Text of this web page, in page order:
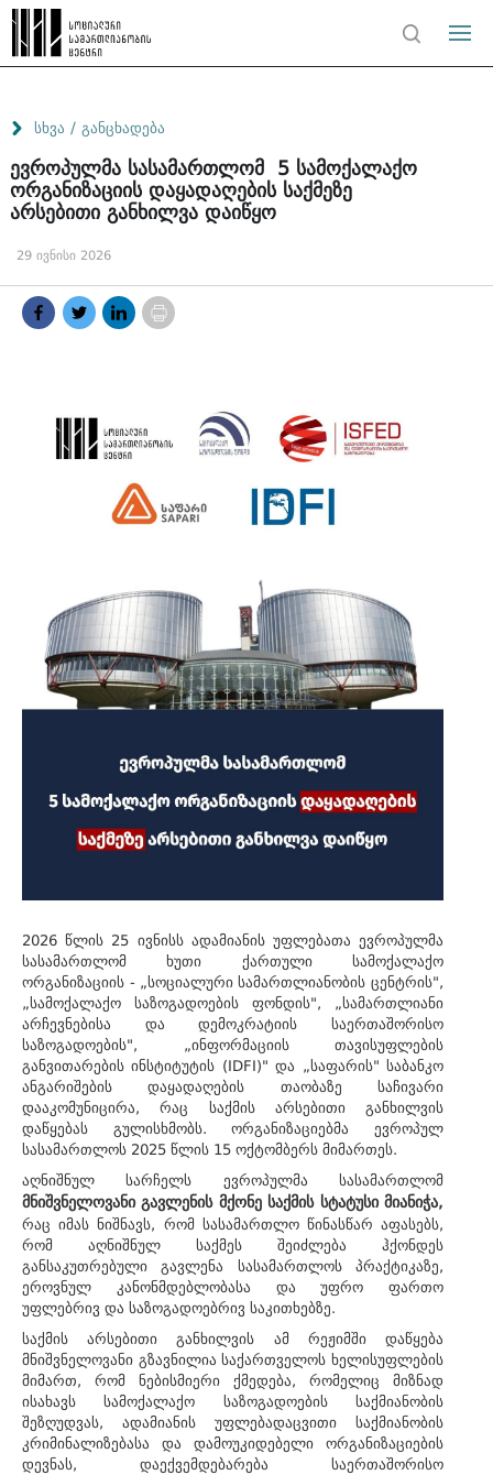
სხვა /განცხადება
ევროპულმა სასამართლომ 5 სამოქალაქო
ორგანიზაციის დაყადაღების საქმეზე
არსებითი განხილვა დაიწყო
29 ივნისი 2026
2026 წლის 25 ივნისს ადამიანის უფლებათა ევროპულმა
სასამართლომ ხუთი ქართული სამოქალაქო
ორგანიზაციის - „სოციალური სამართლიანობის ცენტრის",
„სამოქალაქო საზოგადოების ფონდის", „სამართლიანი
არჩევნებისა და დემოკრატიის საერთაშორისო
საზოგადოების", „ინფორმაციის თავისუფლების
განვითარების ინსტიტუტის (IDFI)" და „საფარის" საბანკო
ანგარიშების დაყადაღების თაობაზე საჩივარი
დააკომუნიცირა, რაც საქმის არსებითი განხილვის
დაწყებას გულისხმობს. ორგანიზაციებმა ევროპულ
სასამართლოს 2025 წლის 15 ოქტომბერს მიმართეს.
აღნიშნულ სარჩელს ევროპულმა სასამართლომ
მნიშვნელოვანი გავლენის მქონე საქმის სტატუსი მიანიჭა,
რაც იმას ნიშნავს, რომ სასამართლო წინასწარ აფასებს,
რომ აღნიშნულ საქმეს შეიძლება ჰქონდეს
განსაკუთრებული გავლენა სასამართლოს პრაქტიკაზე,
ეროვნულ კანონმდებლობასა და უფრო ფართო
უფლებრივ და საზოგადოებრივ საკითხებზე.
საქმის არსებითი განხილვის ამ რეჟიმში დაწყება
მნიშვნელოვანი გზავნილია საქართველოს ხელისუფლების
მიმართ, რომ ნებისმიერი ქმედება, რომელიც მიზნად
ისახავს სამოქალაქო საზოგადოების საქმიანობის
შეზღუდვას, ადამიანის უფლებადაცვითი საქმიანობის
კრიმინალიზებასა და დამოუკიდებელი ორგანიზაციების
დევნას, დაექვემდებარება საერთაშორისო